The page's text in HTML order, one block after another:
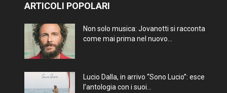
ARTICOLI POPOLARI
Non solo musica: Jovanotti si racconta
come mai prima nel nuovo...
Lucio Dalla, in arrivo “Sono Lucio”: esce
l’antologia con i suoi...